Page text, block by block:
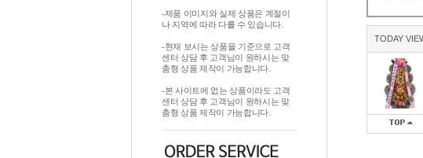
TODAY
-제품 이미지와 실제 상품은 계절이
나 지역에 따라 다를 수 있습니다.
-현재 보시는 상품을 기준으로 고객
센터 상담 후 고객님이 원하시는 맞
춤형 상품 제작이 가능합니다.
-본 사이트에 없는 상품이라도 고객
센터 상담 후 고객님이 원하시는 맞
춤형 상품 제작이 가능합니다.